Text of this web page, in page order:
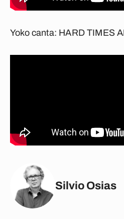
Yoko canta: HARD TIMES
Silvio Osias